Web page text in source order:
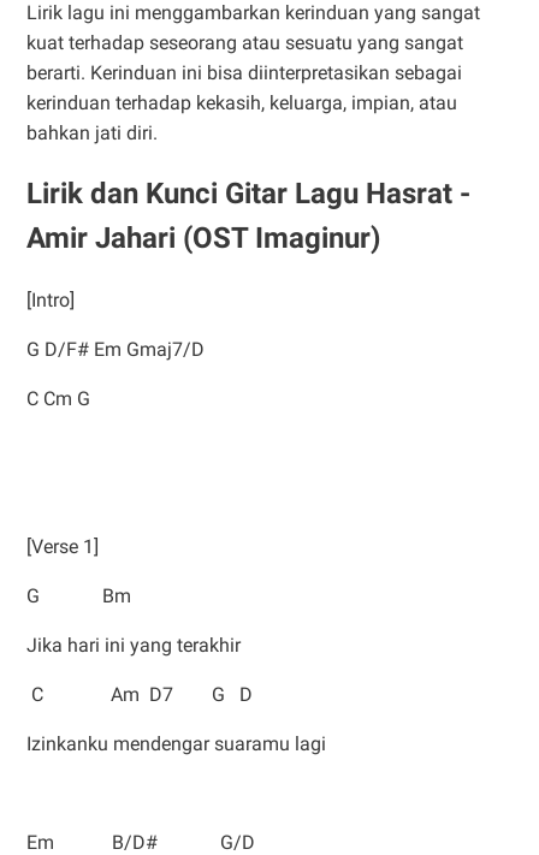
Lirik lagu ini menggambarkan kerinduan yang sangat
kuat terhadap seseorang atau sesuatu yang sangat
berarti. Kerinduan ini bisa diinterpretasikan sebagai
kerinduan terhadap kekasih, keluarga, impian, atau
bahkan jati diri.
Lirik dan Kunci Gitar Lagu Hasrat -
Amir Jahari (OST Imaginur)
[Intro]
G D/F# Em Gmaj7/D
C Cm G
[Verse 1]
G Bm
Jika hari ini yang terakhir
C Am D7 G D
Izinkanku mendengar suaramu lagi
Em B/D# G/D